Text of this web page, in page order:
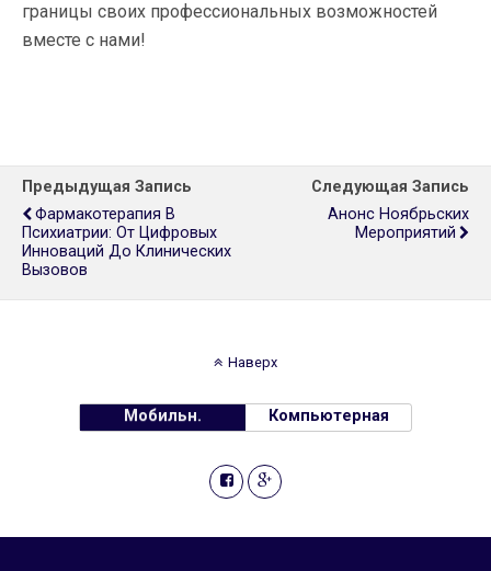
границы своих профессиональных возможностей
вместе с нами!
Предыдущая Запись
Фармакотерапия В
Психиатрии: От Цифровых
Инноваций До Клинических
Вызовов
Следующая Запись
Анонс Ноябрьских
Мероприятий
Наверх
Мобильн. Компьютерная